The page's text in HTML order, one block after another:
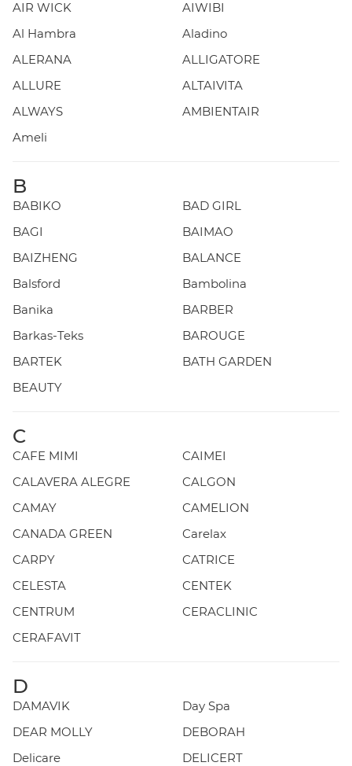
AIR WICK
AIWIBI
Al Hambra
Aladino
ALERANA
ALLIGATORE
ALLURE
ALTAIVITA
ALWAYS
AMBIENTAIR
Ameli
B
BABIKO
BAD GIRL
BAGI
BAIMAO
BAIZHENG
BALANCE
Balsford
Bambolina
Banika
BARBER
Barkas-Teks
BAROUGE
BARTEK
BATH GARDEN
BEAUTY
C
CAFE MIMI
CAIMEI
CALAVERA ALEGRE
CALGON
CAMAY
CAMELION
CANADA GREEN
Carelax
CARPY
CATRICE
CELESTA
CENTEK
CENTRUM
CERACLINIC
CERAFAVIT
D
DAMAVIK
Day Spa
DEAR MOLLY
DEBORAH
Delicare
DELICERT